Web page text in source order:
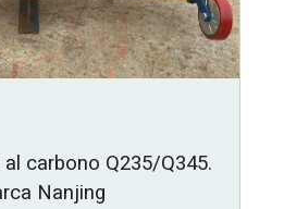
carbono Q235/Q345.
Nanjing